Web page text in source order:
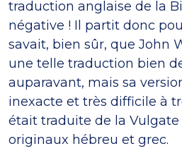
traduction anglaise de la
négative ! Il partit donc
savait, bien sûr, que John
une telle traduction bien
auparavant, mais sa
inexacte et très difficile à
était traduite de la
originaux hébreu et grec.